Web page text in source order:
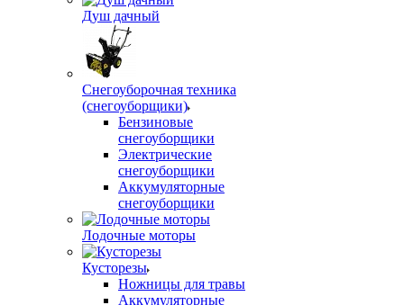
Душ дачный
Снегоуборочная техника
(снегоуборщики)
Бензиновые
снегоуборщики
Электрические
снегоуборщики
Аккумуляторные
снегоуборщики
Лодочные моторы
Кусторезы
Ножницы для травы
Аккумуляторные